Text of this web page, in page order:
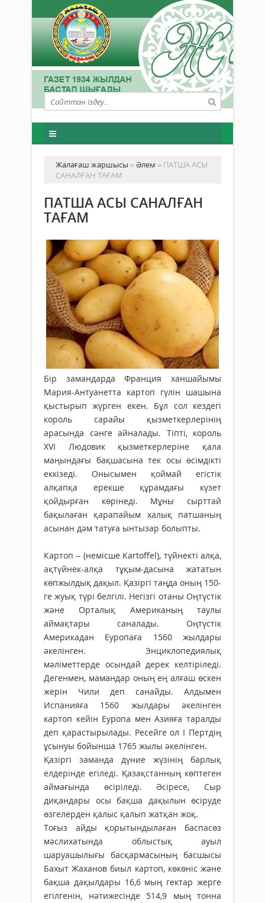
Жалағаш жаршысы »Әлем » ПАТША АСЫ
САНАЛҒАН ТАҒАМ
ПАТША АСЫ САНАЛҒАН
ТАҒАМ
Бір замандарда Франция ханшайымы
Мария-Антуанетта картоп гүлін шашына
қыстырып жүрген екен. Бұл сол кездегі
король сарайы қызметкерлерінің
арасында сәнге айналады. Тіпті, король
ХVІ Людовик қызметкерлеріне қала
маңындағы бақшасына тек осы өсімдікті
еккізеді. Онысымен қоймай егістік
алқапқа ерекше құрамдағы күзет
қойдырған көрінеді. Мұны сырттай
бақылаған қарапайым халық патшаның
асынан дәм татуға ынтызар болыпты.
Картоп – (немісше Kartoffel), түйнекті алқа,
ақтүйнек-алқа тұқым-дасына жататын
көпжылдық дақыл. Қазіргі таңда оның 150-
ге жуық түрі белгілі. Негізгі отаны Оңтүстік
және Орталық Американың таулы
аймақтары саналады. Оңтүстік
Америкадан Еуропаға 1560 жылдары
әкелінген. Энциклопедиялық
мәліметтерде осындай дерек келтіріледі.
Дегенмен, мамандар оның ең алғаш өскен
жерін Чили деп санайды. Алдымен
Испанияға 1560 жылдары әкелінген
картоп кейін Еуропа мен Азияға таралды
деп қарастырылады. Ресейге ол І Пертдің
ұсынуы бойынша 1765 жылы әкелінген.
Қазіргі заманда дүние жүзінің барлық
елдерінде егіледі. Қазақстанның көптеген
аймағында өсіріледі. Әсіресе, Сыр
диқандары осы бақша дақылын өсіруде
өзгелерден қалыс қалып жатқан жоқ.
Тоғыз айды қорытындылаған баспасөз
мәслихатында облыстық ауыл
шаруашылығы басқармасының басшысы
Бахыт Жаханов биыл картоп, көкөніс және
бақша дақылдары 16,6 мың гектар жерге
егілгенін, нәтижесінде 514,9 мың тонна